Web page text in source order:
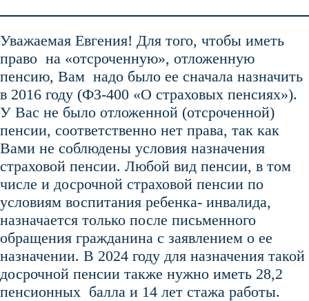
Уважаемая Евгения! Для того, чтобы иметь
право на «отсроченную», отложенную
пенсию, Вам надо было ее сначала назначить
в 2016 году (ФЗ-400 «О страховых пенсиях»).
У Вас не было отложенной (отсроченной)
пенсии, соответственно нет права, так как
Вами не соблюдены условия назначения
страховой пенсии. Любой вид пенсии, в том
числе и досрочной страховой пенсии по
условиям воспитания ребенка- инвалида,
назначается только после письменного
обращения гражданина с заявлением о ее
назначении. В 2024 году для назначения такой
досрочной пенсии также нужно иметь 28,2
пенсионных балла и 14 лет стажа работы.